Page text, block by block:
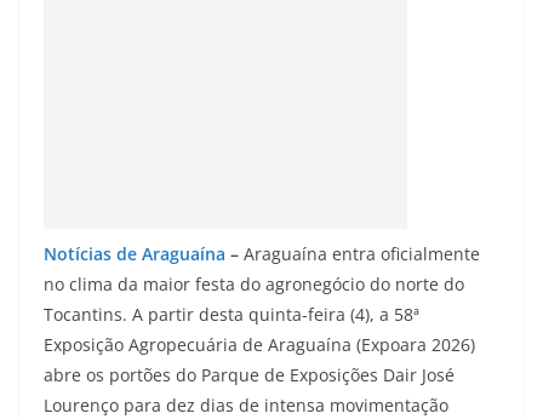
Notícias de Araguaína – Araguaína entra oficialmente
no clima da maior festa do agronegócio do norte do
Tocantins. A partir desta quinta-feira (4), a 58ª
Exposição Agropecuária de Araguaína (Expoara 2026)
abre os portões do Parque de Exposições Dair José
Lourenço para dez dias de intensa movimentação